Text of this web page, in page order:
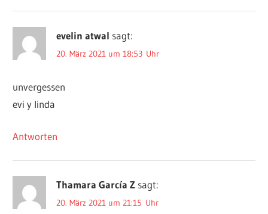
evelin atwal sagt:
20. März 2021 um 18:53 Uhr
unvergessen
evi y linda
Antworten
Thamara García Z sagt:
20. März 2021 um 21:15 Uhr